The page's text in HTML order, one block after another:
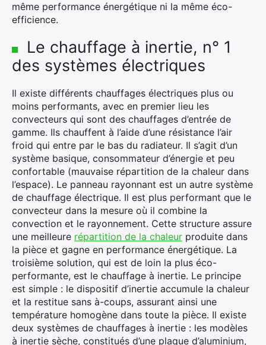
même performance énergétique ni la même éco-
efficience.
Le chauffage à inertie, n° 1
des systèmes électriques
Il existe différents chauffages électriques plus ou
moins performants, avec en premier lieu les
convecteurs qui sont des chauffages d’entrée de
gamme. Ils chauffent à l’aide d’une résistance l’air
froid qui entre par le bas du radiateur. Il s’agit d’un
système basique, consommateur d’énergie et peu
confortable (mauvaise répartition de la chaleur dans
l’espace). Le panneau rayonnant est un autre système
de chauffage électrique. Il est plus performant que le
convecteur dans la mesure où il combine la
convection et le rayonnement. Cette structure assure
une meilleure répartition de la chaleur produite dans
la pièce et gagne en performance énergétique. La
troisième solution, qui est de loin la plus éco-
performante, est le chauffage à inertie. Le principe
est simple : le dispositif d’inertie accumule la chaleur
et la restitue sans à-coups, assurant ainsi une
température homogène dans toute la pièce. Il existe
deux systèmes de chauffages à inertie : les modèles
à inertie sèche, constitués d’une plaque d’aluminium,